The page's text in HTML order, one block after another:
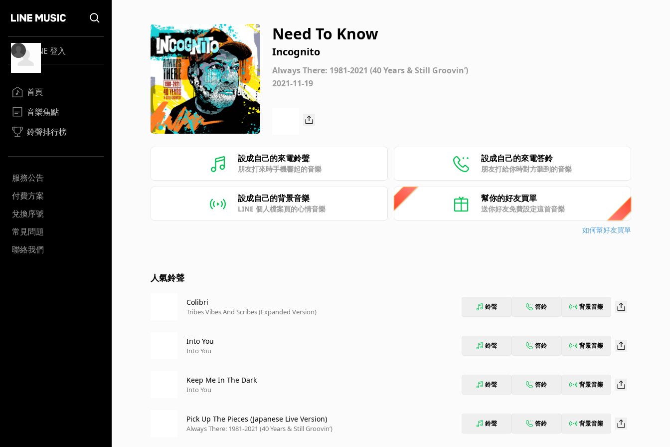
LINE 登入
首頁
音樂焦點
鈴聲排行榜
服務公告
付費方案
兌換序號
常見問題
聯絡我們
Need To Know
Incognito
Always There: 1981-2021 (40 Years & Still Groovin’)
2021-11-19
設成自己的來電鈴聲
朋友打來時手機響起的音樂
設成自己的來電答鈴
朋友打給你時對方聽到的音樂
設成自己的背景音樂
LINE 個人檔案頁的心情音樂
幫你的好友買單
送你好友免費設定這首音樂
如何幫好友買單
人氣鈴聲
Colibri
Tribes Vibes And Scribes (Expanded Version)
鈴聲 答鈴 背景音樂
Into You
Into You
鈴聲 答鈴 背景音樂
Keep Me In The Dark
Into You
鈴聲 答鈴 背景音樂
Pick Up The Pieces (Japanese Live Version)
Always There: 1981-2021 (40 Years & Still Groovin’)
鈴聲 答鈴 背景音樂